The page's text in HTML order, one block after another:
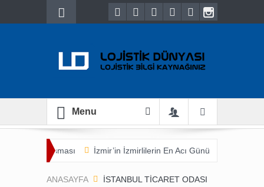
Menu
Buluşması İzmir’in İzmirlilerin En Acı Günü
ANASAYFA ISTANBUL TICARET ODASI